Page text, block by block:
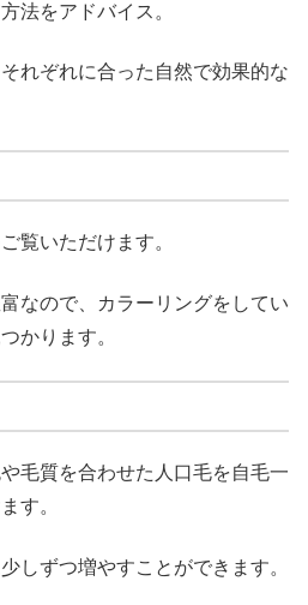
法をアドバイス。
れぞれに合った自然で効果的な
覧いただけます。
なので、カラーリングをしてい
かります。
毛質を合わせた人口毛を自毛一
す。
しずつ増やすことができます。